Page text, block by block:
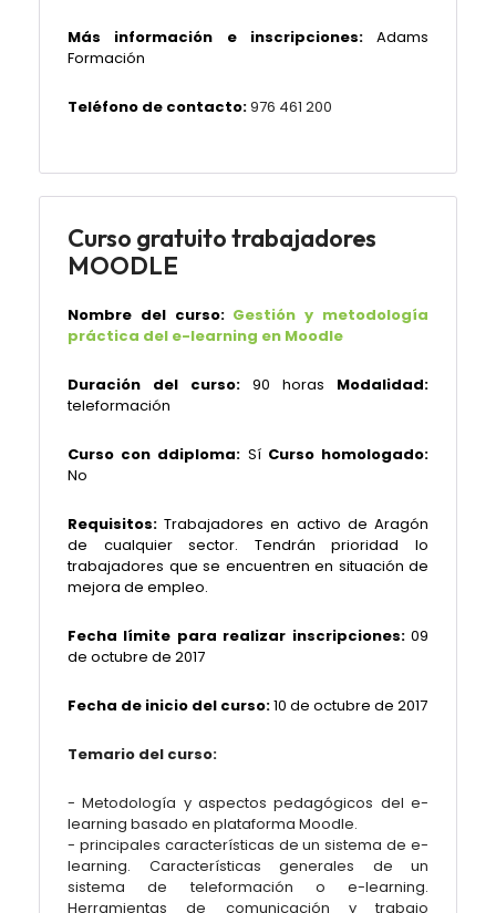
Más información e inscripciones:
Adams
Formación
Teléfono de contacto:976 461 200
Curso gratuito trabajadores
MOODLE
Nombre del curso: Gestión y metodología
práctica del e-learning en Moodle
Duración del curso: 90 horas Modalidad:
teleformación
Curso con ddiploma: Sí Curso homologado:
No
Requisitos:Trabajadores en activo de Aragón
de cualquier sector. Tendrán prioridad lo
trabajadores que se encuentren en situación de
mejora de empleo.
Fecha límite para realizar inscripciones:09
de octubre de 2017
Fecha de inicio del curso:10 de octubre de 2017
Temario del curso:
- Metodología y aspectos pedagógicos del e-
learning basado en plataforma Moodle.
- principales características de un sistema de e-
learning. Características generales de un
sistema de teleformación o e-learning.
Herramientas de comunicación y trabajo